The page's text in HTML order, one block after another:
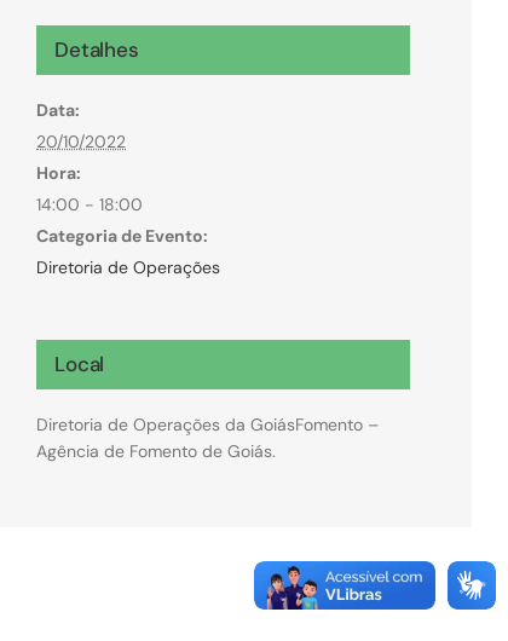
Microcrédito
Para MEI, microempresas e pessoas físicas
(feirantes e transportes)
Conheça as demais linhas de crédito da
Detalhes
Data:
20/10/2022
Hora:
14:00 - 18:00
Categoria de Evento:
Diretoria de Operações
Local
Diretoria de Operações da GoiásFomento –
Agência de Fomento de Goiás.